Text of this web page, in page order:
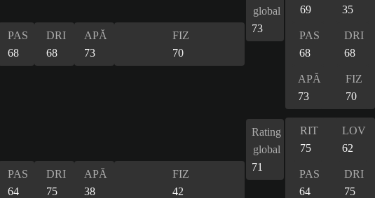
PAS
68
DRI
68
APĂ
73
FIZ
70
global
73
69
35
PAS
68
DRI
68
APĂ
73
FIZ
70
PAS
64
DRI
75
APĂ
38
FIZ
42
Rating
global
71
RIT
75
LOV
62
PAS
64
DRI
75